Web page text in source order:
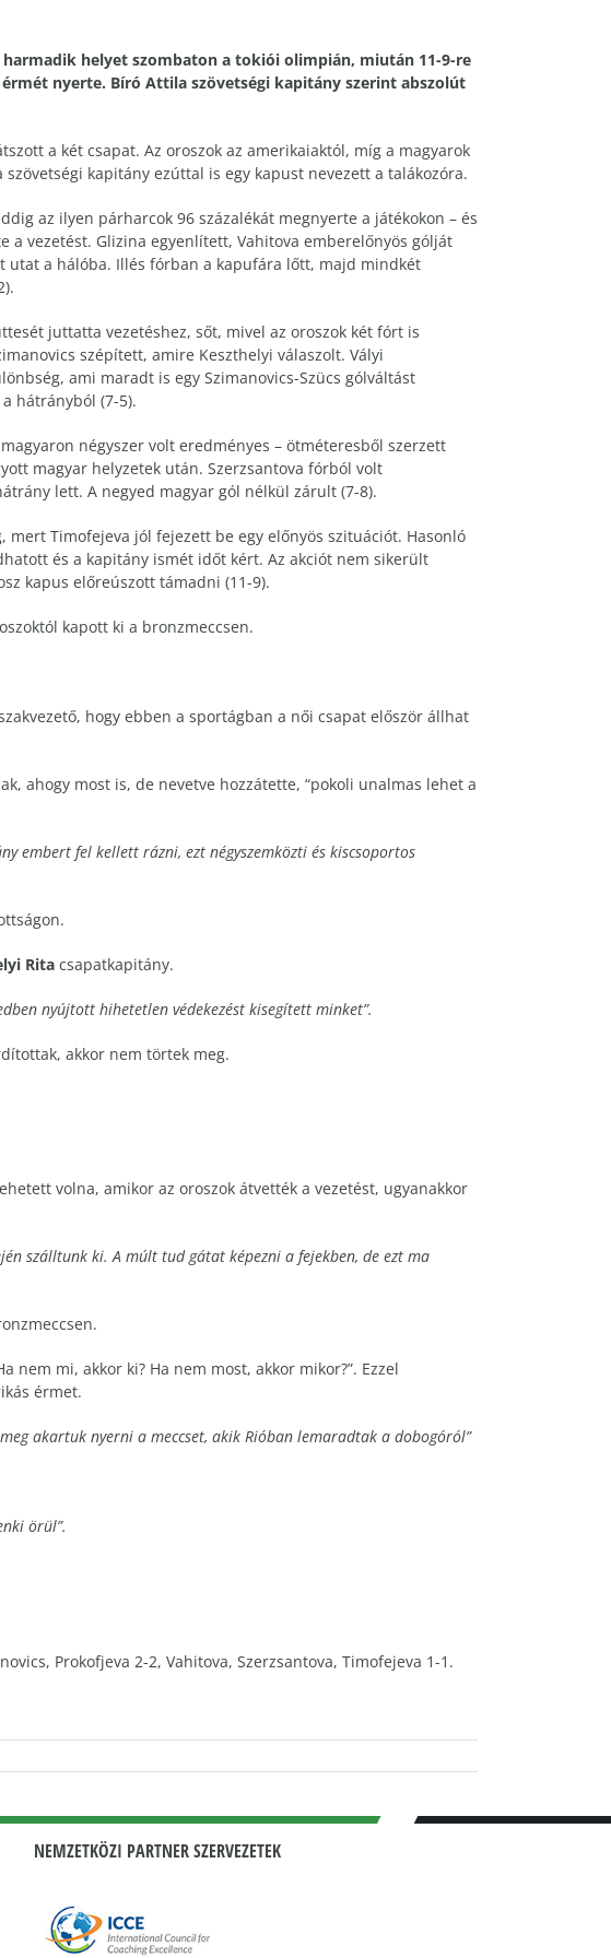
helyet szombaton a tokiói olimpián, miután 11-9-re
nyerte. Bíró Attila szövetségi kapitány szerint abszolút
a két csapat. Az oroszok az amerikaiaktól, míg a magyarok
kapitány ezúttal is egy kapust nevezett a talákozóra.
az ilyen párharcok 96 százalékát megnyerte a játékokon – és
a vezetést. Glizina egyenlített, Vahitova emberelőnyös gólját
utat a hálóba. Illés fórban a kapufára lőtt, majd mindkét
juttatta vezetéshez, sőt, mivel az oroszok két fórt is
szépített, amire Keszthelyi válaszolt. Vályi
ami maradt is egy Szimanovics-Szücs gólváltást
hátrányból (7-5).
négyszer volt eredményes – ötméteresből szerzett
magyar helyzetek után. Szerzsantova fórból volt
lett. A negyed magyar gól nélkül zárult (7-8).
Timofejeva jól fejezett be egy előnyös szituációt. Hasonló
és a kapitány ismét időt kért. Az akciót nem sikerült
kapus előreúszott támadni (11-9).
kapott ki a bronzmeccsen.
hogy ebben a sportágban a női csapat először állhat
ahogy most is, de nevetve hozzátette, “pokoli unalmas lehet a
embert fel kellett rázni, ezt négyszemközti és kiscsoportos
Rita csapatkapitány.
nyújtott hihetetlen védekezést kisegített minket”.
akkor nem törtek meg.
volna, amikor az oroszok átvették a vezetést, ugyanakkor
szálltunk ki. A múlt tud gátat képezni a fejekben, de ezt ma
mi, akkor ki? Ha nem most, akkor mikor?”. Ezzel
érmet.
akartuk nyerni a meccset, akik Rióban lemaradtak a dobogóról”
örül”.
Prokofjeva 2-2, Vahitova, Szerzsantova, Timofejeva 1-1.
NEMZETKÖZI PARTNER SZERVEZETEK